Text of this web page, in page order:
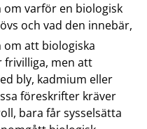
varför en biologisk
och vad den innebär,
att biologiska
men att
bly, kadmium eller
föreskrifter kräver
bara får sysselsätta